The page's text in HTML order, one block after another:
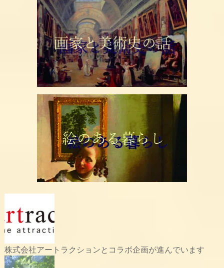
株式会社アートラクションとコラボ企画が進んでいます